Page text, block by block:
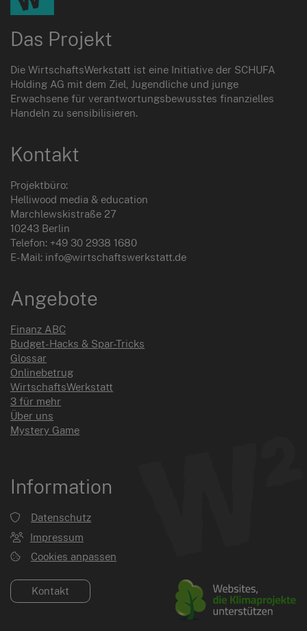
Das Projekt
Die WirtschaftsWerkstatt ist eine Initiative der SCHUFA
Holding AG mit dem Ziel, Jugendliche und junge
Erwachsene für verantwortungsbewusstes finanzielles
Handeln zu sensibilisieren.
Kontakt
Projektbüro:
Helliwood media & education
Marchlewskistraße 27
10243 Berlin
Telefon: +49 30 2938 1680
E-Mail: info@wirtschaftswerkstatt.de
Angebote
Finanz ABC
Budget-Hacks & Spar-Tricks
Glossar
Onlinebetrug
WirtschaftsWerkstatt
3 für mehr
Über uns
Mystery Game
Information
Datenschutz
Impressum
Cookies anpassen
Kontakt